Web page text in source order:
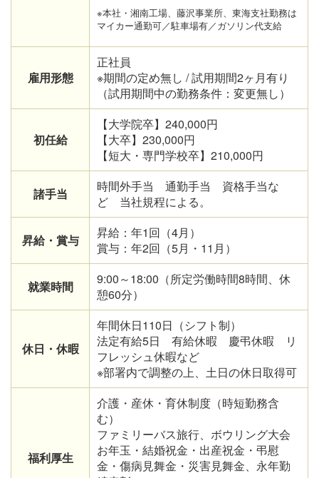
※本社・湘南工場、藤沢事業所、東海支社勤務は
マイカー通勤可／駐車場有／ガソリン代支給
雇用形態
正社員
※期間の定め無し / 試用期間2ヶ月有り
（試用期間中の勤務条件：変更無し）
初任給
【大学院卒】240,000円
【大卒】230,000円
【短大・専門学校卒】210,000円
諸手当
時間外手当 通勤手当 資格手当な
ど 当社規程による。
昇給・賞与
昇給：年1回（4月）
賞与：年2回（5月・11月）
就業時間
9:00～18:00（所定労働時間8時間、休
憩60分）
休日・休暇
年間休日110日（シフト制）
法定有給5日 有給休暇 慶弔休暇 リ
フレッシュ休暇など
※部署内で調整の上、土日の休日取得可
福利厚生
介護・産休・育休制度（時短勤務含
む）
ファミリーバス旅行、ボウリング大会
お年玉・結婚祝金・出産祝金・弔慰
金・傷病見舞金・災害見舞金、永年勤